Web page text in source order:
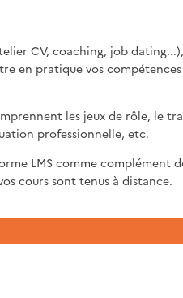
CV, coaching, job dating...),
en pratique vos
les jeux de rôle, le
professionnelle, etc.
LMS comme complément
cours sont tenus à distance.